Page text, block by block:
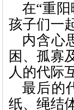
在“重
孩子们一
内含心
困、孤寡
人的代际
最后的
纸、绳结